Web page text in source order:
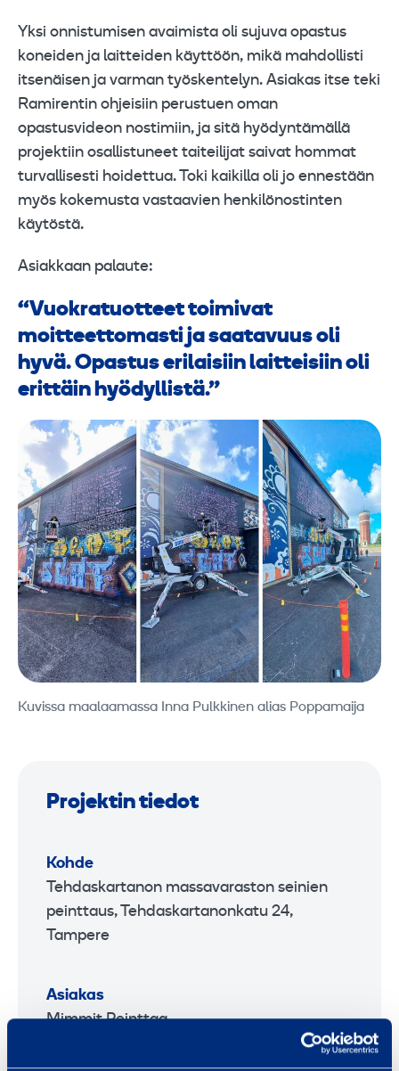
Yksi onnistumisen avaimista oli sujuva opastus
koneiden ja laitteiden käyttöön, mikä mahdollisti
itsenäisen ja varman työskentelyn. Asiakas itse teki
Ramirentin ohjeisiin perustuen oman
opastusvideon nostimiin, ja sitä hyödyntämällä
projektiin osallistuneet taiteilijat saivat hommat
turvallisesti hoidettua. Toki kaikilla oli jo ennestään
myös kokemusta vastaavien henkilönostinten
käytöstä.
Asiakkaan palaute:
Vuokratuotteet toimivat
moitteettomasti ja saatavuus oli
hyvä. Opastus erilaisiin laitteisiin oli
erittäin hyödyllistä.
Kuvissa maalaamassa Inna Pulkkinen alias Poppamaija
Projektin tiedot
Kohde
Tehdaskartanon massavaraston seinien
peinttaus, Tehdaskartanonkatu 24,
Tampere
Asiakas
Mimmit Peinttaa